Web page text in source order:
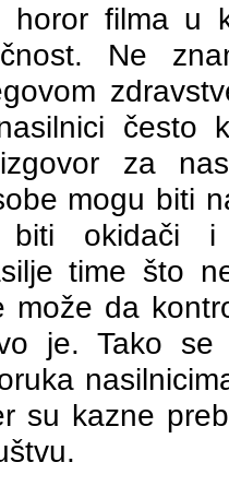
filma u
Ne
često
za
mogu biti
okidači i
time što
može da
je. Tako se
su kazne